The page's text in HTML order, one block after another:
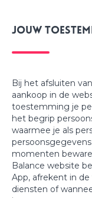
Jouw
Bij het afsluiten
aankoop in de
toestemming je
het begrip
waarmee je als
momenten
Balance website
App, afrekent in
diensten of